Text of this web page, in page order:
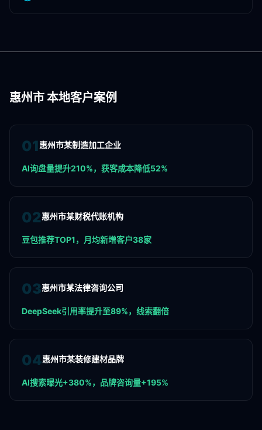
惠州市本地客户案例
01惠州市某制造加工企业
AI询盘量提升210%，获客成本降低52%
02惠州市某财税代账机构
豆包推荐TOP1，月均新增客户38家
03惠州市某法律咨询公司
DeepSeek引用率提升至89%，线索翻倍
04惠州市某装修建材品牌
AI搜索曝光+380%，品牌咨询量+195%